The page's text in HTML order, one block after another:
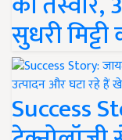
सुधरी
Success